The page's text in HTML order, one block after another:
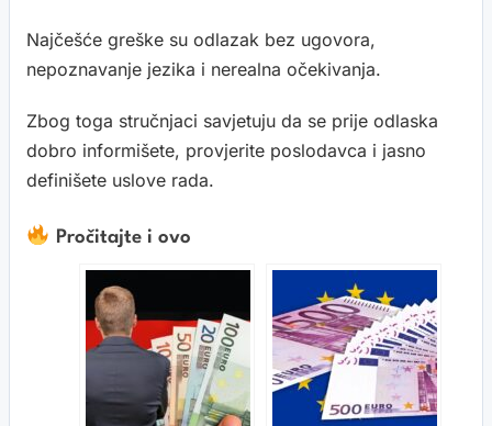
Najčešće greške su odlazak bez ugovora,
nepoznavanje jezika i nerealna očekivanja.
Zbog toga stručnjaci savjetuju da se prije odlaska
dobro informišete, provjerite poslodavca i jasno
definišete uslove rada.
Pročitajte i ovo